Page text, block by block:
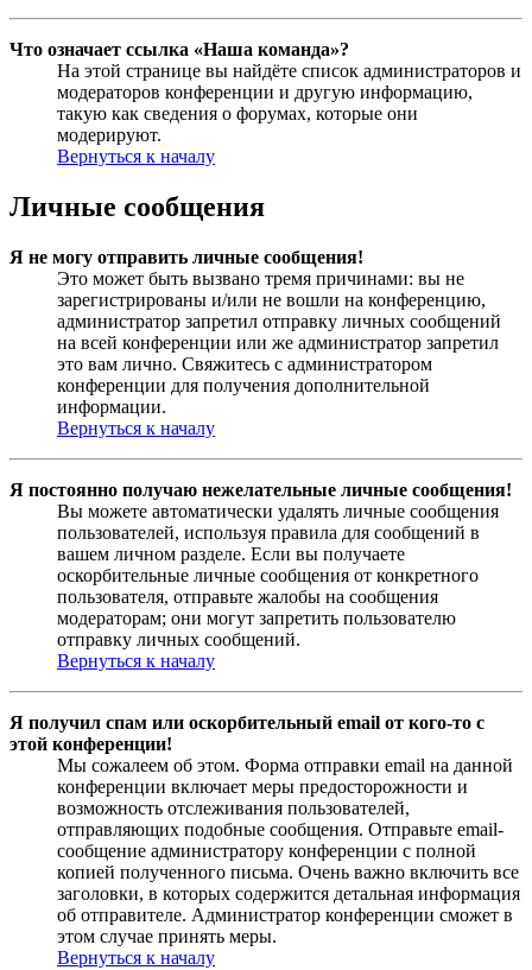
Что означает ссылка «Наша команда»?
На этой странице вы найдёте список администраторов и
модераторов конференции и другую информацию,
такую как сведения о форумах, которые они
модерируют.
Вернуться к началу
Личные сообщения
Я не могу отправить личные сообщения!
Это может быть вызвано тремя причинами: вы не
зарегистрированы и/или не вошли на конференцию,
администратор запретил отправку личных сообщений
на всей конференции или же администратор запретил
это вам лично. Свяжитесь с администратором
конференции для получения дополнительной
информации.
Вернуться к началу
Я постоянно получаю нежелательные личные сообщения!
Вы можете автоматически удалять личные сообщения
пользователей, используя правила для сообщений в
вашем личном разделе. Если вы получаете
оскорбительные личные сообщения от конкретного
пользователя, отправьте жалобы на сообщения
модераторам; они могут запретить пользователю
отправку личных сообщений.
Вернуться к началу
Я получил спам или оскорбительный email от кого-то с
этой конференции!
Мы сожалеем об этом. Форма отправки email на данной
конференции включает меры предосторожности и
возможность отслеживания пользователей,
отправляющих подобные сообщения. Отправьте email-
сообщение администратору конференции с полной
копией полученного письма. Очень важно включить все
заголовки, в которых содержится детальная информация
об отправителе. Администратор конференции сможет в
этом случае принять меры.
Вернуться к началу